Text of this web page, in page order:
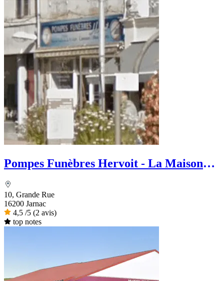
Pompes Funèbres Hervoit - La Maison
10, Grande Rue
16200 Jarnac
4,5 /5 (2 avis)
top notes